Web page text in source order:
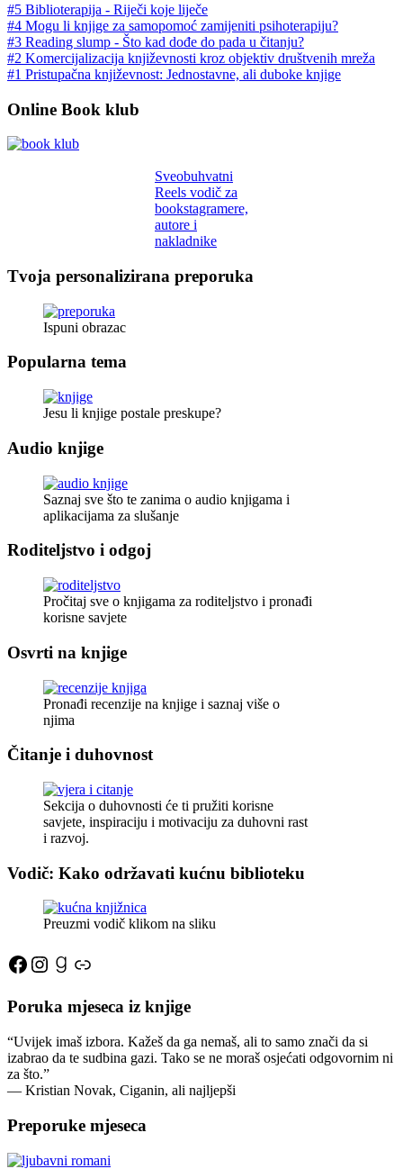
#5 Biblioterapija - Riječi koje liječe
#4 Mogu li knjige za samopomoć zamijeniti psihoterapiju?
#3 Reading slump - Što kad dođe do pada u čitanju?
#2 Komercijalizacija književnosti kroz objektiv društvenih mreža
#1 Pristupačna književnost: Jednostavne, ali duboke knjige
Online Book klub
Sveobuhvatni
Reels vodič za
bookstagramere,
autore i
nakladnike
Tvoja personalizirana preporuka
Ispuni obrazac
Popularna tema
Jesu li knjige postale preskupe?
Audio knjige
Saznaj sve što te zanima o audio knjigama i
aplikacijama za slušanje
Roditeljstvo i odgoj
Pročitaj sve o knjigama za roditeljstvo i pronađi
korisne savjete
Osvrti na knjige
Pronađi recenzije na knjige i saznaj više o
njima
Čitanje i duhovnost
Sekcija o duhovnosti će ti pružiti korisne
savjete, inspiraciju i motivaciju za duhovni rast
i razvoj.
Vodič: Kako održavati kućnu biblioteku
Preuzmi vodič klikom na sliku
Facebook
Instagram
Goodreads
Link
Poruka mjeseca iz knjige
“Uvijek imaš izbora. Kažeš da ga nemaš, ali to samo znači da si
izabrao da te sudbina gazi. Tako se ne moraš osjećati odgovornim ni
za što.”
― Kristian Novak, Ciganin, ali najljepši
Preporuke mjeseca